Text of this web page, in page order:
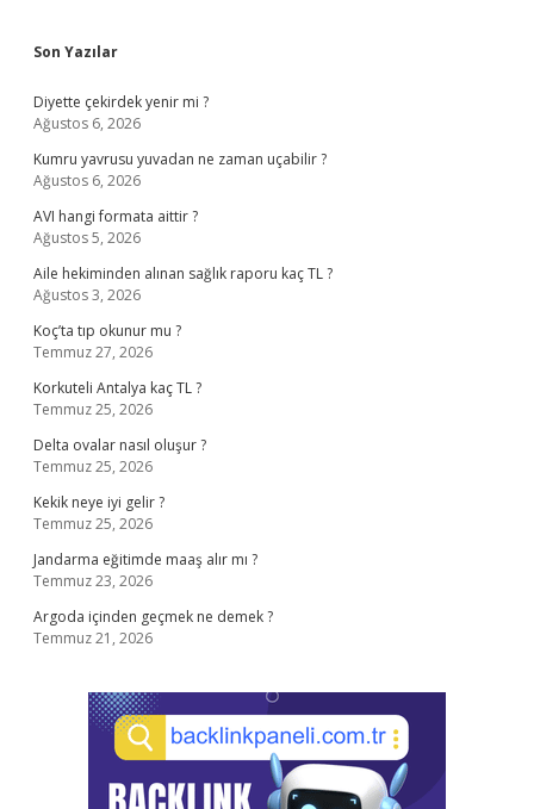
Sidebar
Son Yazılar
Diyette çekirdek yenir mi ?
Ağustos 6, 2026
Kumru yavrusu yuvadan ne zaman uçabilir ?
Ağustos 6, 2026
AVI hangi formata aittir ?
Ağustos 5, 2026
Aile hekiminden alınan sağlık raporu kaç TL ?
Ağustos 3, 2026
Koç’ta tıp okunur mu ?
Temmuz 27, 2026
Korkuteli Antalya kaç TL ?
Temmuz 25, 2026
Delta ovalar nasıl oluşur ?
Temmuz 25, 2026
Kekik neye iyi gelir ?
Temmuz 25, 2026
Jandarma eğitimde maaş alır mı ?
Temmuz 23, 2026
Argoda içinden geçmek ne demek ?
Temmuz 21, 2026